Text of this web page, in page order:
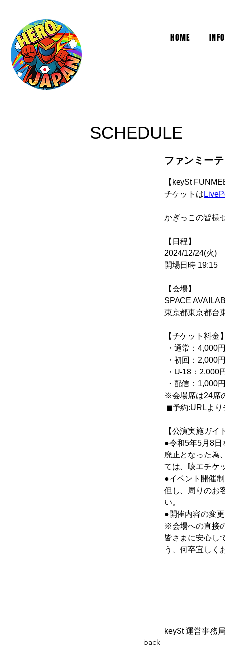
HOME
SCHEDULE
ファンミー
back
【keySt
チケットは
かぎっこの皆様
【日程】
2024/12/24(火)
開場日時 19:15
【会場】
SPACE
東京都東京都台
【チケット料金】
・通常：4,000
・初回：2,000
・U-18：2,000
・配信：1,000円
※会場席は24席
◼︎予約:URLより
【公演実施ガイ
●令和5年5月8日
廃止となった為
ては、咳エチケ
●イベント開催
但し、周りのお
い。
●開催内容の変
※会場への直接
皆さまに安心し
う、何卒宜しく
keySt 運営事務局